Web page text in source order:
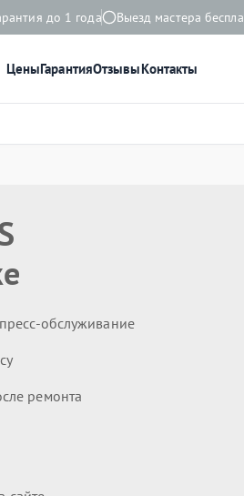
до 1 года Выезд мастера
ЦеныГарантияОтзывыКонтакты
обслуживание
ремонта